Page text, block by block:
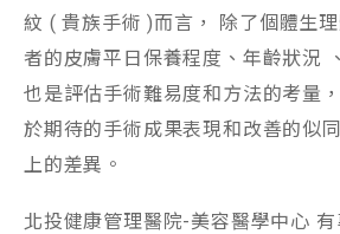
紋 ( 貴族手術 )而言， 除了個體生
者的皮膚平日保養程度、年齡狀況
也是評估手術難易度和方法的考量
於期待的手術成果表現和改善的似
上的差異。
北投健康管理醫院-美容醫學中心